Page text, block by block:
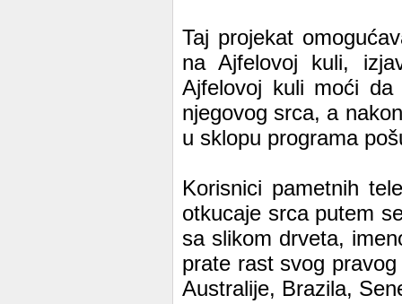
Taj projekat
na Ajfelovoj kuli,
Ajfelovoj kuli moći
njegovog srca, a
u sklopu programa
Korisnici pametnih
otkucaje srca putem
sa slikom drveta,
prate rast svog
Australije, Brazila,